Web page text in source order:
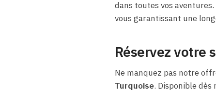
dans toutes vos
vous garantissant une
Réservez votre
Ne manquez pas notre
Turquoise. Disponible